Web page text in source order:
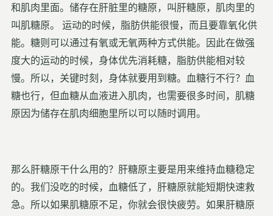
和肌肉里面。储存在肝脏里的糖原，叫肝糖原， 肌肉里的
叫肌糖原。
运动的时候，脂肪供能很慢， 而且要靠氧化供
能。 糖则可以通过有氧或无氧两种方式供能。 因此在做强
度大的运动的时候，身体优先消耗糖， 脂肪供能相对较
慢。所以，关键时刻，身体就要用到糖。血糖行不行？血
糖也行，但血糖从血液进 入肌肉，也需要很多时间，肌糖
原 因为储存在肌肉细胞里所以可以随时调用。
那么肝糖原干什么用的？肝糖原主要是用来维持血糖稳定
的。我们没吃的时候，血糖低了，肝糖原就能短期快速救
急。 所以如果肌糖原不足，你就会很快疲劳。如果肝糖原